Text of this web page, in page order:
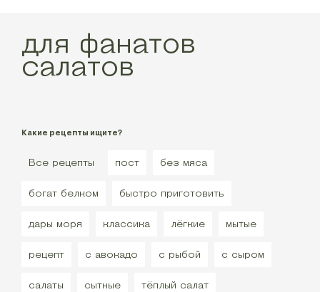
для фанатов
салатов
Какие рецепты ищите?
Все рецепты пост без мяса
богат белком быстро приготовить
дары моря классика лёгкие мытые
рецепт с авокадо с рыбой с сыром
салаты сытные тёплый салат